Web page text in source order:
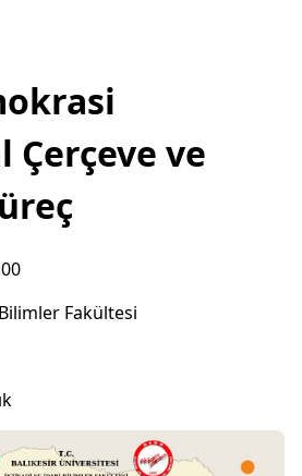
Çerçeve ve
Fakültesi